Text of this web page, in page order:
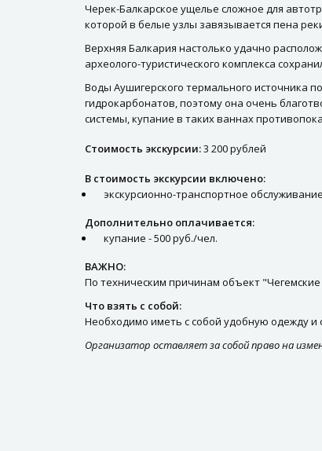
Черек-Балкарское ущелье сложное для
которой в белые узлы завязывается пена
Верхняя Балкария настолько удачно
археолого-туристического комплекса
Воды Аушигерского термального источника
гидрокарбонатов, поэтому она очень
системы, купание в таких ваннах
Стоимость экскурсии:3 200 рублей
В стоимость экскурсии включено:
экскурсионно-транспортное обслуживание
Дополнительно оплачивается:
купание - 500 руб./чел.
ВАЖНО:
По техническим причинам объект
Что взять с собой:
Необходимо иметь с собой удобную одежду и
Организатор оставляет за собой право на